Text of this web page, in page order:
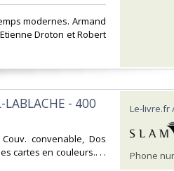
modernes. Armand
Droton et Robert
LABLACHE - 400
Couv. convenable, Dos
cartes en couleurs.. . .
Le-livre.fr
Phone